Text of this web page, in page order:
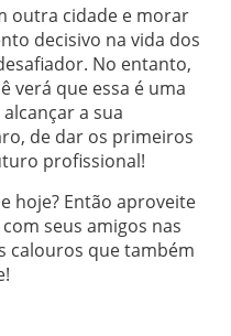
outra cidade e morar
decisivo na vida dos
No entanto,
verá que essa é uma
a sua
de dar os primeiros
profissional!
hoje? Então aproveite
seus amigos nas
calouros que também